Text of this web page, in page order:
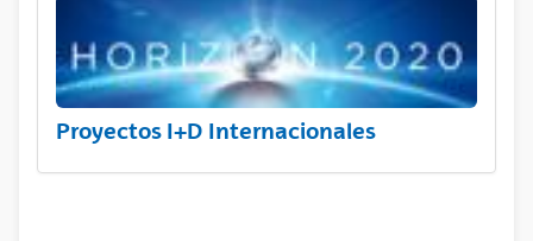
Proyectos I+D Internacionales